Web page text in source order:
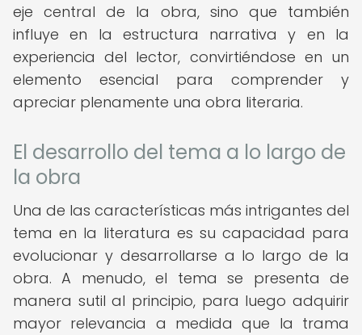
eje central de la obra, sino que también
influye en la estructura narrativa y en la
experiencia del lector, convirtiéndose en un
elemento esencial para comprender y
apreciar plenamente una obra literaria.
El desarrollo del tema a lo largo de
la obra
Una de las características más intrigantes del
tema en la literatura es su capacidad para
evolucionar y desarrollarse a lo largo de la
obra. A menudo, el tema se presenta de
manera sutil al principio, para luego adquirir
mayor relevancia a medida que la trama